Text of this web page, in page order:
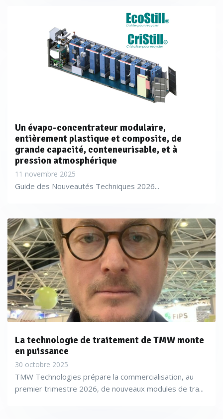
Un évapo-concentrateur modulaire,
entièrement plastique et composite, de
grande capacité, conteneurisable, et à
pression atmosphérique
11 novembre 2025
Guide des Nouveautés Techniques 2026...
La technologie de traitement de TMW monte
en puissance
30 octobre 2025
TMW Technologies prépare la commercialisation, au
premier trimestre 2026, de nouveaux modules de tra...